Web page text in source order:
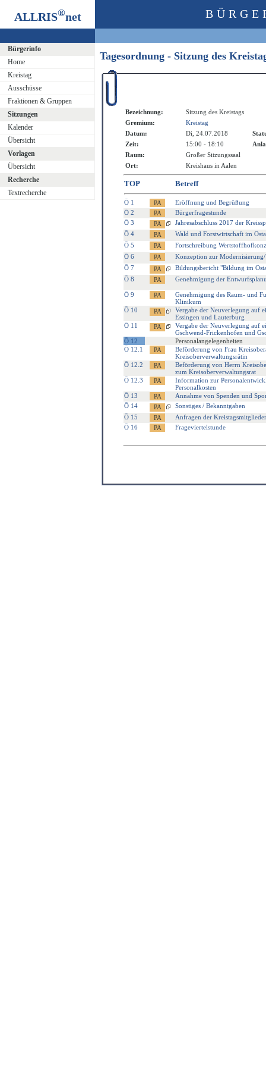
ALLRIS®net
Bürgerinfo
Home
Kreistag
Ausschüsse
Fraktionen & Gruppen
Sitzungen
Kalender
Übersicht
Vorlagen
Übersicht
Recherche
Textrecherche
Tagesordnung - Sitzung des
Bezeichnung:
Sitzung des Kreistags
Gremium:
Kreistag
Datum:
Di, 24.07.2018
Zeit:
15:00 - 18:10
Raum:
Großer Sitzungssaal
Ort:
Kreishaus in Aalen
TOP Betreff
Ö 1
Eröffnung und Begrüßung
Ö 2
Bürgerfragestunde
Ö 3
Jahresabschluss 2017 der
Ö 4
Wald und Forstwirtschaft im
Ö 5
Fortschreibung
Ö 6
Konzeption zur
Ö 7
Bildungsbericht "Bildung im
Ö 8
Genehmigung der
Ö 9
Genehmigung des Raum- und
Klinikum
Ö 10
Vergabe der Neuverlegung auf
Essingen und Lauterburg
Ö 11
Vergabe der Neuverlegung auf
Gschwend-Frickenhofen und
Ö 12
Personalangelegenheiten
Ö 12.1
Beförderung von Frau
Kreisoberverwaltungsrätin
Ö 12.2
Beförderung von Herrn
zum Kreisoberverwaltungsrat
Ö 12.3
Information zur
Personalkosten
Ö 13
Annahme von Spenden und
Ö 14
Sonstiges / Bekanntgaben
Ö 15
Anfragen der Kreistagsmitglieder
Ö 16
Frageviertelstunde